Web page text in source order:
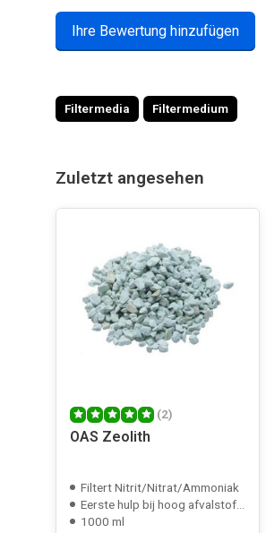
Ihre Bewertung hinzufügen
Filtermedia Filtermedium
Zuletzt angesehen
(2)
OAS Zeolith
Filtert Nitrit/Nitrat/Ammoniak
Eerste hulp bij hoog afvalstof gehalte
1000 ml